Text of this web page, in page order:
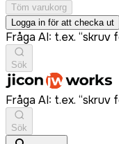
Töm varukorg
Logga in för att checka ut
Fråga AI: t.ex. “skruv
Sök
Fråga AI: t.ex. “skruv
Sök